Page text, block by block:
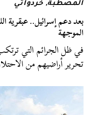
المصطبة,خردواتي
بعد دعم إسرائيل.. عبقرية
الموجهة
في ظل الجرائم التي
تحرير أراضيهم من